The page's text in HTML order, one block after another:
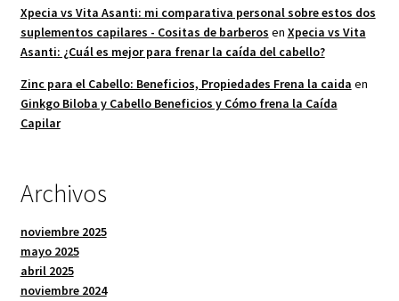
Xpecia vs Vita Asanti: mi comparativa personal sobre estos dos
suplementos capilares - Cositas de barberos en Xpecia vs Vita
Asanti: ¿Cuál es mejor para frenar la caída del cabello?
Zinc para el Cabello: Beneficios, Propiedades Frena la caida en
Ginkgo Biloba y Cabello Beneficios y Cómo frena la Caída
Capilar
Archivos
noviembre 2025
mayo 2025
abril 2025
noviembre 2024